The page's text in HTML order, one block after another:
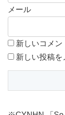
メール
新しいコメン
新しい投稿を